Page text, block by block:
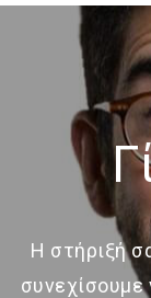
Η στήριξή